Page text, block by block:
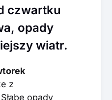
czwartku
opady
wiatr.
z
opady